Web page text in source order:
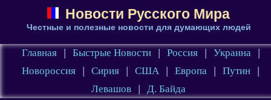
Новости Русского Мира
Честные и полезные новости для думающих людей
Главная | Быстрые Новости | Россия | Украина
|
Новороссия
| Сирия | США | Европа | Путин
|
Левашов
| Д. Байда